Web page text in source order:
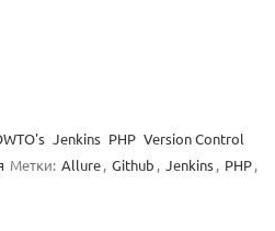
Jenkins PHP Version Control
Метки: Allure, Github , Jenkins, PHP,